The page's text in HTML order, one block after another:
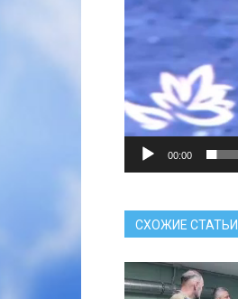
00:00
СХОЖИЕ СТАТЬИ